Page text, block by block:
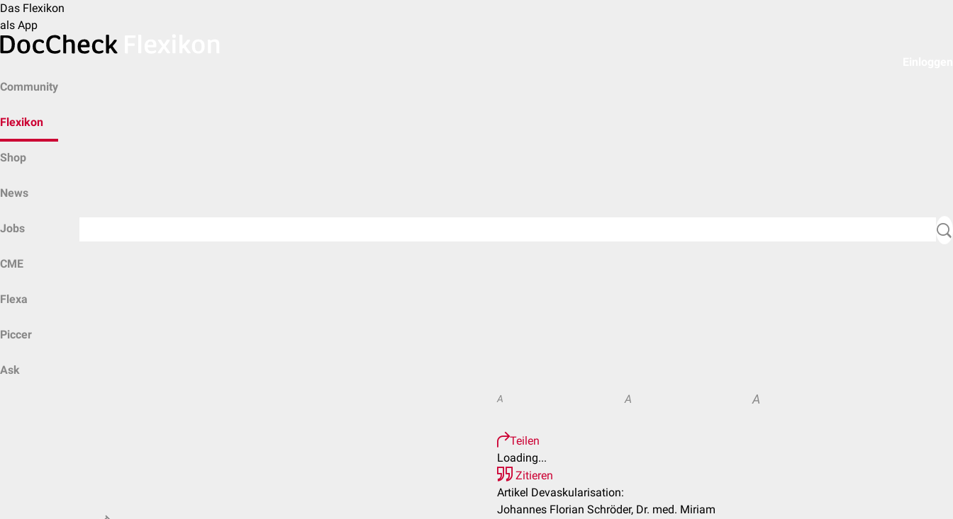
Das Flexikon
als App
Community
Flexikon
Shop
News
Jobs
CME
Flexa
Piccer
Ask
A A A
Teilen
Loading...
Zitieren
Artikel Devaskularisation:
Johannes Florian Schröder, Dr. med. Miriam